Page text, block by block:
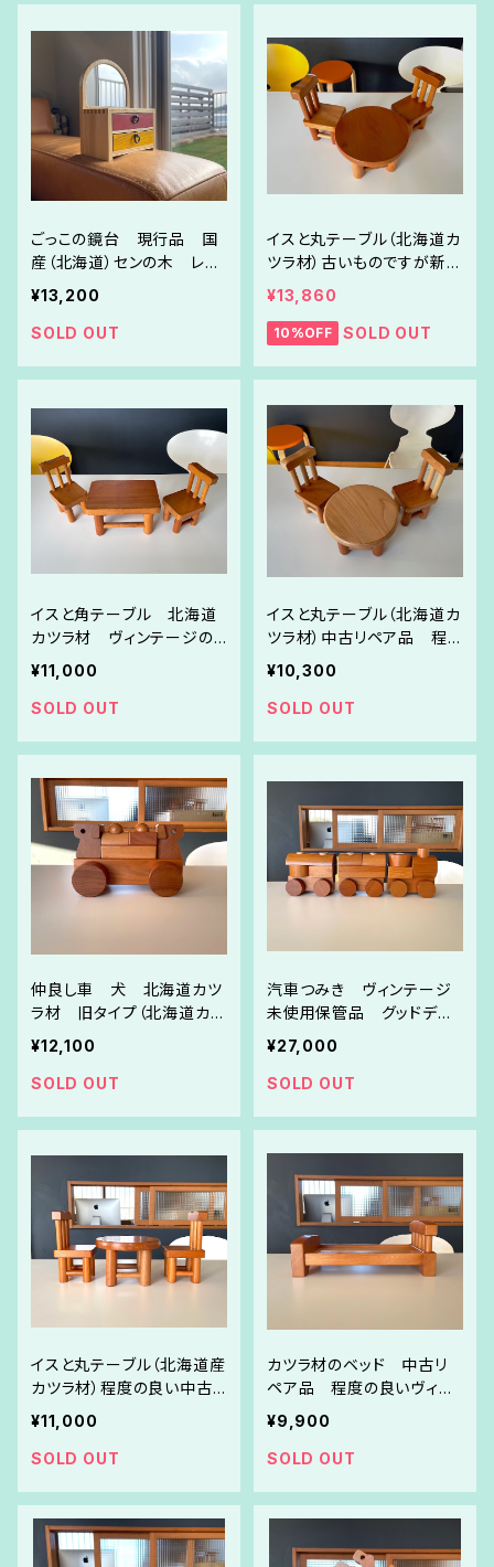
ごっこの鏡台 現行品 国
産（北海道）センの木 レッ
ド×イエロー
¥13,200
SOLD OUT
イスと丸テーブル（北海道カ
ツラ材）古いものですが新品
同様品 GW限定セール！
¥13,860
10%OFF SOLD OUT
イスと角テーブル 北海道
カツラ材 ヴィンテージの
中古リペア品
¥11,000
SOLD OUT
イスと丸テーブル（北海道カ
ツラ材）中古リペア品 程
度の良いヴィンテージ
¥10,300
SOLD OUT
仲良し車 犬 北海道カツ
ラ材 旧タイプ（北海道カツ
ラ材）未使用保管品
¥12,100
SOLD OUT
汽車つみき ヴィンテージ
未使用保管品 グッドデザ
イン受賞
¥27,000
SOLD OUT
イスと丸テーブル（北海道産
カツラ材）程度の良い中古リ
ペア品
¥11,000
SOLD OUT
カツラ材のベッド 中古リ
ペア品 程度の良いヴィン
テージ
¥9,900
SOLD OUT